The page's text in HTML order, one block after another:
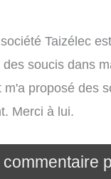
Taizélec
soucis dans
proposé des
Merci à lui.